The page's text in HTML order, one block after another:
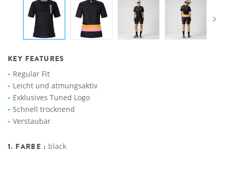
KEY FEATURES
Regular Fit
Leicht und atmungsaktiv
Exklusives Tuned Logo
Schnell trocknend
Verstaubar
1. FARBE : black